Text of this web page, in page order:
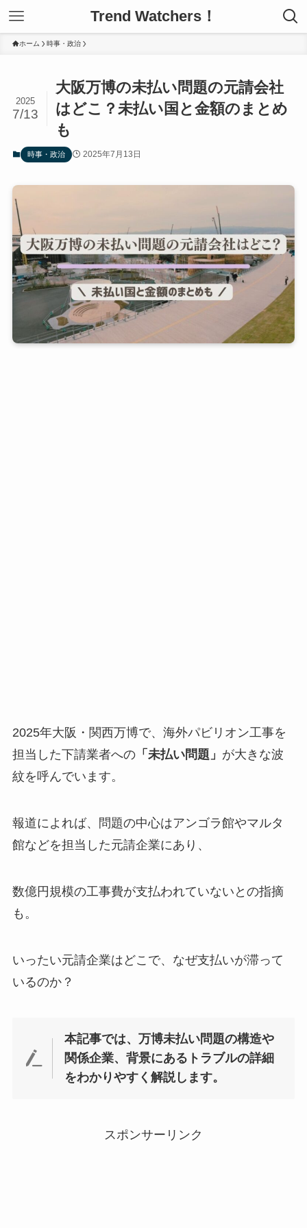
Trend Watchers！
ホーム 時事・政治
大阪万博の未払い問題の元請会社
はどこ？未払い国と金額のまとめ
も
2025
7/13
時事・政治 2025年7月13日
2025年大阪・関西万博で、海外パビリオン工事を
担当した下請業者への「未払い問題」 が大きな波
紋を呼んでいます。
報道によれば、問題の中心はアンゴラ館やマルタ
館などを担当した元請企業にあり、
数億円規模の工事費が支払われていないとの指摘
も。
いったい元請企業はどこで、なぜ支払いが滞って
いるのか？
本記事では、万博未払い問題の構造や
関係企業、背景にあるトラブルの詳細
をわかりやすく解説します。
スポンサーリンク